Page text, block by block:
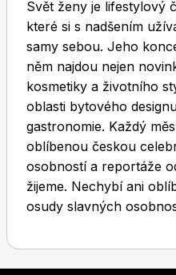
Burda Best of
Burda Kids
Svět ženy je lifestylový
které si s nadšením
samy sebou. Jeho
něm najdou nejen
kosmetiky a životního
oblasti bytového
gastronomie. Každý
oblíbenou českou
osobností a reportáže
žijeme. Nechybí ani
osudy slavných